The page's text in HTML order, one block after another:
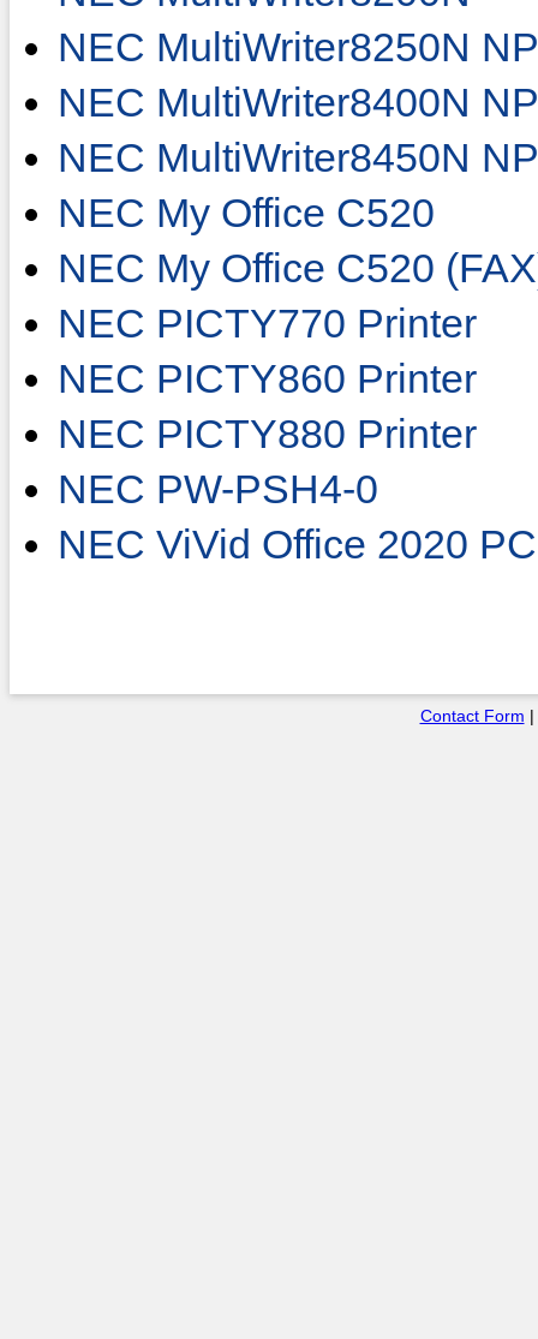
NEC MultiWriter8250N
NEC MultiWriter8400N
NEC MultiWriter8450N
NEC My Office C520
NEC My Office C520
NEC PICTY770 Printer
NEC PICTY860 Printer
NEC PICTY880 Printer
NEC PW-PSH4-0
NEC ViVid Office 2020
Contact Form |